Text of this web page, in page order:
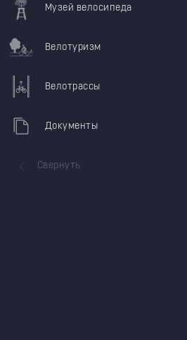
Музей велосипеда
Велотуризм
Велотрассы
Документы
Свернуть